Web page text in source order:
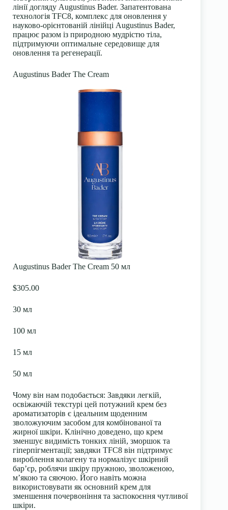
лінії догляду Augustinus Bader. Запатентована
технологія TFC8, комплекс для оновлення у
науково-орієнтованій лінійці Augustinus Bader,
працює разом із природною мудрістю тіла,
підтримуючи оптимальне середовище для
оновлення та регенерації.
Augustinus Bader The Cream
Augustinus Bader The Cream 50 мл
$305.00
30 мл
100 мл
15 мл
50 мл
Чому він нам подобається: Завдяки легкій,
освіжаючій текстурі цей потужний крем без
ароматизаторів є ідеальним щоденним
зволожуючим засобом для комбінованої та
жирної шкіри. Клінічно доведено, що крем
зменшує видимість тонких ліній, зморшок та
гіперпігментації; завдяки TFC8 він підтримує
вироблення колагену та нормалізує шкірний
бар’єр, роблячи шкіру пружною, зволоженою,
м’якою та сяючою. Його навіть можна
використовувати як основний крем для
зменшення почервоніння та заспокоєння чутливої
шкіри.